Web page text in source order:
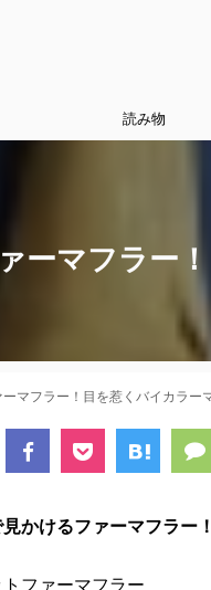
読み物
ーマフラー
ーマフラー！目を惹くバイカラー
かけるファーマフラー！